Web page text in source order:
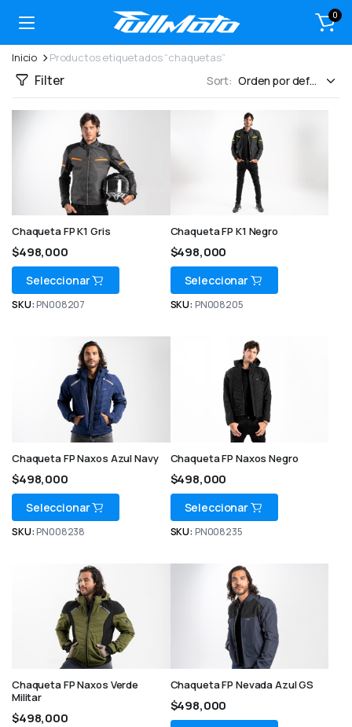
0
Inicio Productos etiquetados “chaquetas”
Filter Sort:
Chaqueta FP K1 Gris
$498,000
Seleccionar
SKU: PN008207
Chaqueta FP K1 Negro
$498,000
Seleccionar
SKU: PN008205
Chaqueta FP Naxos Azul Navy
$498,000
Seleccionar
SKU: PN008238
Chaqueta FP Naxos Negro
$498,000
Seleccionar
SKU: PN008235
Chaqueta FP Naxos Verde
Militar
$498,000
Chaqueta FP Nevada Azul GS
$498,000